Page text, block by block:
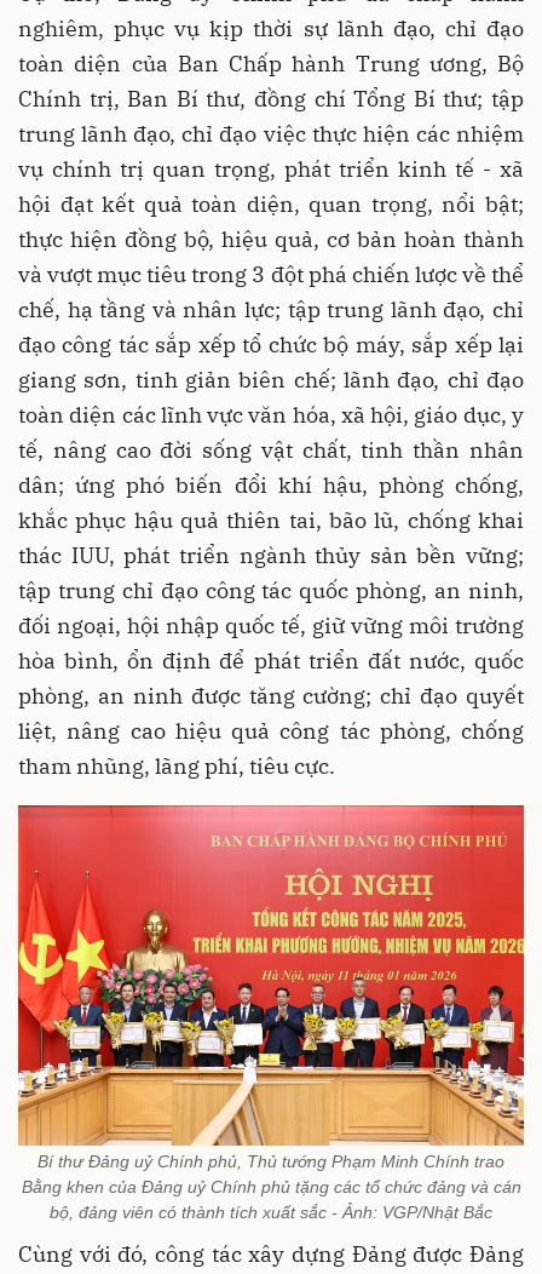
nghiêm, phục vụ kịp thời sự lãnh đạo, chỉ đạo
toàn diện của Ban Chấp hành Trung ương, Bộ
Chính trị, Ban Bí thư, đồng chí Tổng Bí thư; tập
trung lãnh đạo, chỉ đạo việc thực hiện các nhiệm
vụ chính trị quan trọng, phát triển kinh tế - xã
hội đạt kết quả toàn diện, quan trọng, nổi bật;
thực hiện đồng bộ, hiệu quả, cơ bản hoàn thành
và vượt mục tiêu trong 3 đột phá chiến lược về thể
chế, hạ tầng và nhân lực; tập trung lãnh đạo, chỉ
đạo công tác sắp xếp tổ chức bộ máy, sắp xếp lại
giang sơn, tinh giản biên chế; lãnh đạo, chỉ đạo
toàn diện các lĩnh vực văn hóa, xã hội, giáo dục, y
tế, nâng cao đời sống vật chất, tinh thần nhân
dân; ứng phó biến đổi khí hậu, phòng chống,
khắc phục hậu quả thiên tai, bão lũ, chống khai
thác IUU, phát triển ngành thủy sản bền vững;
tập trung chỉ đạo công tác quốc phòng, an ninh,
đối ngoại, hội nhập quốc tế, giữ vững môi trường
hòa bình, ổn định để phát triển đất nước, quốc
phòng, an ninh được tăng cường; chỉ đạo quyết
liệt, nâng cao hiệu quả công tác phòng, chống
tham nhũng, lãng phí, tiêu cực.
Bí thư Đảng uỷ Chính phủ, Thủ tướng Phạm Minh Chính trao
Bằng khen của Đảng uỷ Chính phủ tặng các tổ chức đảng và cán
bộ, đảng viên có thành tích xuất sắc - Ảnh: VGP/Nhật Bắc
Cùng với đó, công tác xây dựng Đảng được Đảng